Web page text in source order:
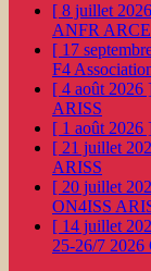
[ 8 juillet
ANFR
[ 17
F4
[ 4 août 2026
ARISS
[ 1 août 2026
[ 21 juillet
ARISS
[ 20 juillet
ON4ISS
[ 14 juillet
25-26/7 2026